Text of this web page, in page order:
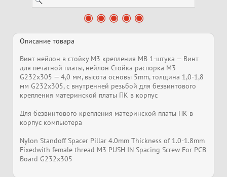
Описание товара
Винт нейлон в стойку M3 крепления MB 1-штука — Винт
для печатной платы, нейлон Стойка распорка M3
G232x305 — 4,0 мм, высота основы 5mm, толщина 1,0-1,8
мм G232x305, с внутренней резьбой для безвинтового
крепления материнской платы ПК в корпус
Для безвинтового крепления материнской платы ПК в
корпус компьютера
Nylon Standoff Spacer Pillar 4.0mm Thickness of 1.0-1.8mm
Fixedwith female thread M3 PUSH IN Spacing Screw For PCB
Board G232x305